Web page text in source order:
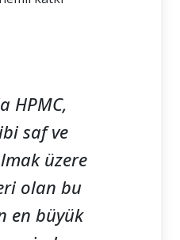
HPMC,
saf ve
üzere
olan bu
en büyük